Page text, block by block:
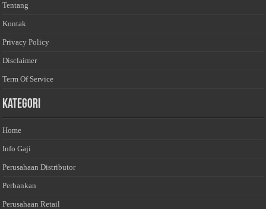
Tentang
Kontak
Privacy Policy
Disclaimer
Term Of Service
Kategori
Home
Info Gaji
Perusahaan Distributor
Perbankan
Perusahaan Retail